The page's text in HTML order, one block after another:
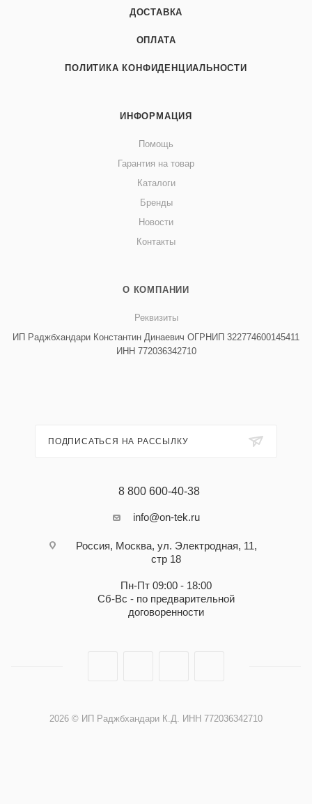
ДОСТАВКА
ОПЛАТА
ПОЛИТИКА КОНФИДЕНЦИАЛЬНОСТИ
ИНФОРМАЦИЯ
Помощь
Гарантия на товар
Каталоги
Бренды
Новости
Контакты
О КОМПАНИИ
Реквизиты
ИП Раджбхандари Константин Динаевич ОГРНИП 322774600145411
ИНН 772036342710
ПОДПИСАТЬСЯ НА РАССЫЛКУ
8 800 600-40-38
info@on-tek.ru
Россия, Москва, ул. Электродная, 11,
стр 18
Пн-Пт 09:00 - 18:00
Сб-Вс - по предварительной
договоренности
2026 © ИП Раджбхандари К.Д. ИНН 772036342710